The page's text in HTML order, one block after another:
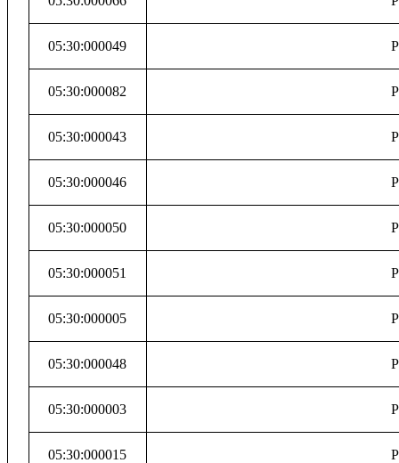
05:30:000049
05:30:000082
05:30:000043
05:30:000046
05:30:000050
05:30:000051
05:30:000005
05:30:000048
05:30:000003
05:30:000015